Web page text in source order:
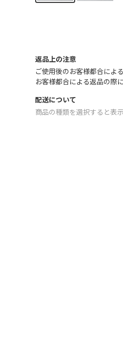
返品上の注意
ご使用後のお客様都合によ
お客様都合による返品の際
配送について
商品の種類を選択すると表